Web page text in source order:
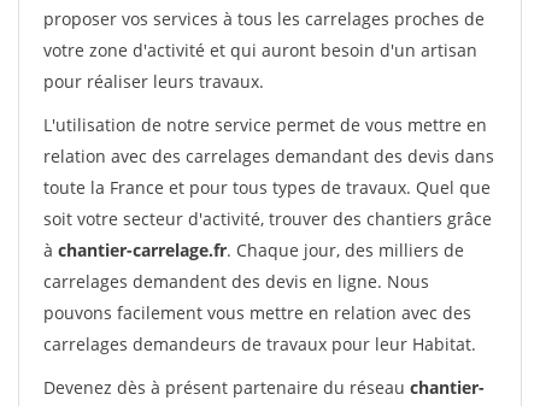
proposer vos services à tous les carrelages proches de
votre zone d'activité et qui auront besoin d'un artisan
pour réaliser leurs travaux.
L'utilisation de notre service permet de vous mettre en
relation avec des carrelages demandant des devis dans
toute la France et pour tous types de travaux. Quel que
soit votre secteur d'activité, trouver des chantiers grâce
à chantier-carrelage.fr. Chaque jour, des milliers de
carrelages demandent des devis en ligne. Nous
pouvons facilement vous mettre en relation avec des
carrelages demandeurs de travaux pour leur Habitat.
Devenez dès à présent partenaire du réseau chantier-